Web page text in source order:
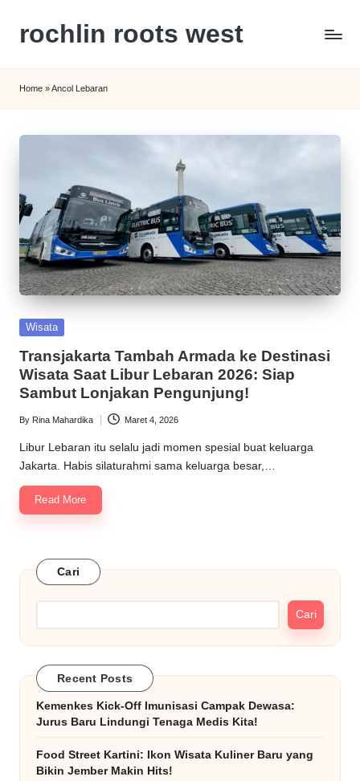
content
rochlin roots west
dan
Home »Ancol Lebaran
Posted
Wisata
Transjakarta Tambah Armada ke Destinasi
Wisata Saat Libur Lebaran 2026: Siap
Sambut Lonjakan Pengunjung!
Posted
by
By Rina Mahardika Maret 4, 2026
Libur Lebaran itu selalu jadi momen spesial buat keluarga
Jakarta. Habis silaturahmi sama keluarga besar,…
Read More
Cari
Cari
Recent Posts
Kemenkes Kick-Off Imunisasi Campak Dewasa:
Jurus Baru Lindungi Tenaga Medis Kita!
Food Street Kartini: Ikon Wisata Kuliner Baru yang
Bikin Jember Makin Hits!